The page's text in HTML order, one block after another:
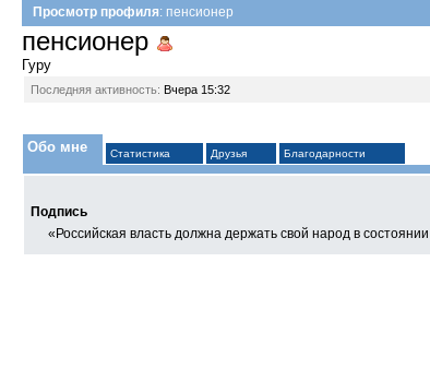
Просмотр профиля: пенсионер
пенсионер
Гуру
Последняя активность: Вчера 15:32
Обо мне Статистика Друзья Благодарности
Подпись
«Российская власть должна держать свой народ в